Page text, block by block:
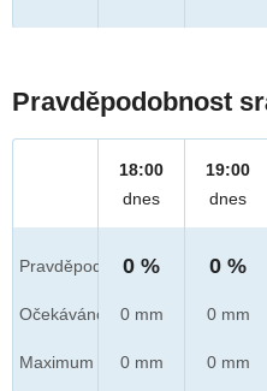
Pravděpodobnost
Pravděpod.
Očekáváno
Maximum
18:00
dnes
0 %
0 mm
0 mm
19:00
dnes
0 %
0 mm
0 mm